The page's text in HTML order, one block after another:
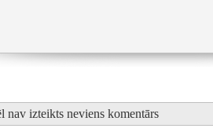
nav izteikts neviens komentārs